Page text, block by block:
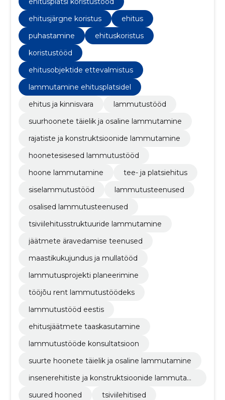
ehitusjärgne koristus
ehitus
puhastamine
ehituskoristus
koristustööd
ehitusobjektide ettevalmistus
lammutamine ehitusplatsidel
ehitus ja kinnisvara
lammutustööd
suurhoonete täielik ja osaline lammutamine
rajatiste ja konstruktsioonide lammutamine
hoonetesisesed lammutustööd
hoone lammutamine
tee- ja platsiehitus
siselammutustööd
lammutusteenused
osalised lammutusteenused
tsiviilehitusstruktuuride lammutamine
jäätmete äravedamise teenused
maastikukujundus ja mullatööd
lammutusprojekti planeerimine
tööjõu rent lammutustöödeks
lammutustööd eestis
ehitusjäätmete taaskasutamine
lammutustööde konsultatsioon
suurte hoonete täielik ja osaline lammutamine
insenerehitiste ja konstruktsioonide lammutami
suured hooned
tsiviilehitised